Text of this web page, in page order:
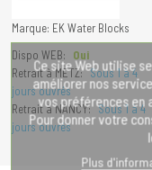
Marque: EK Water Blocks
Dispo WEB:
Oui
Retrait à METZ: Sous 1 à 4
jours ouvrés
Retrait à NANCY: Sous 1 à 4
jours ouvrés
Ce site Web utilise
améliorer nos
vos préférences en
Pour donner votre
Plus